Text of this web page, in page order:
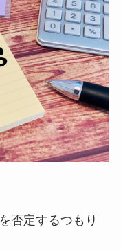
否定するつもり